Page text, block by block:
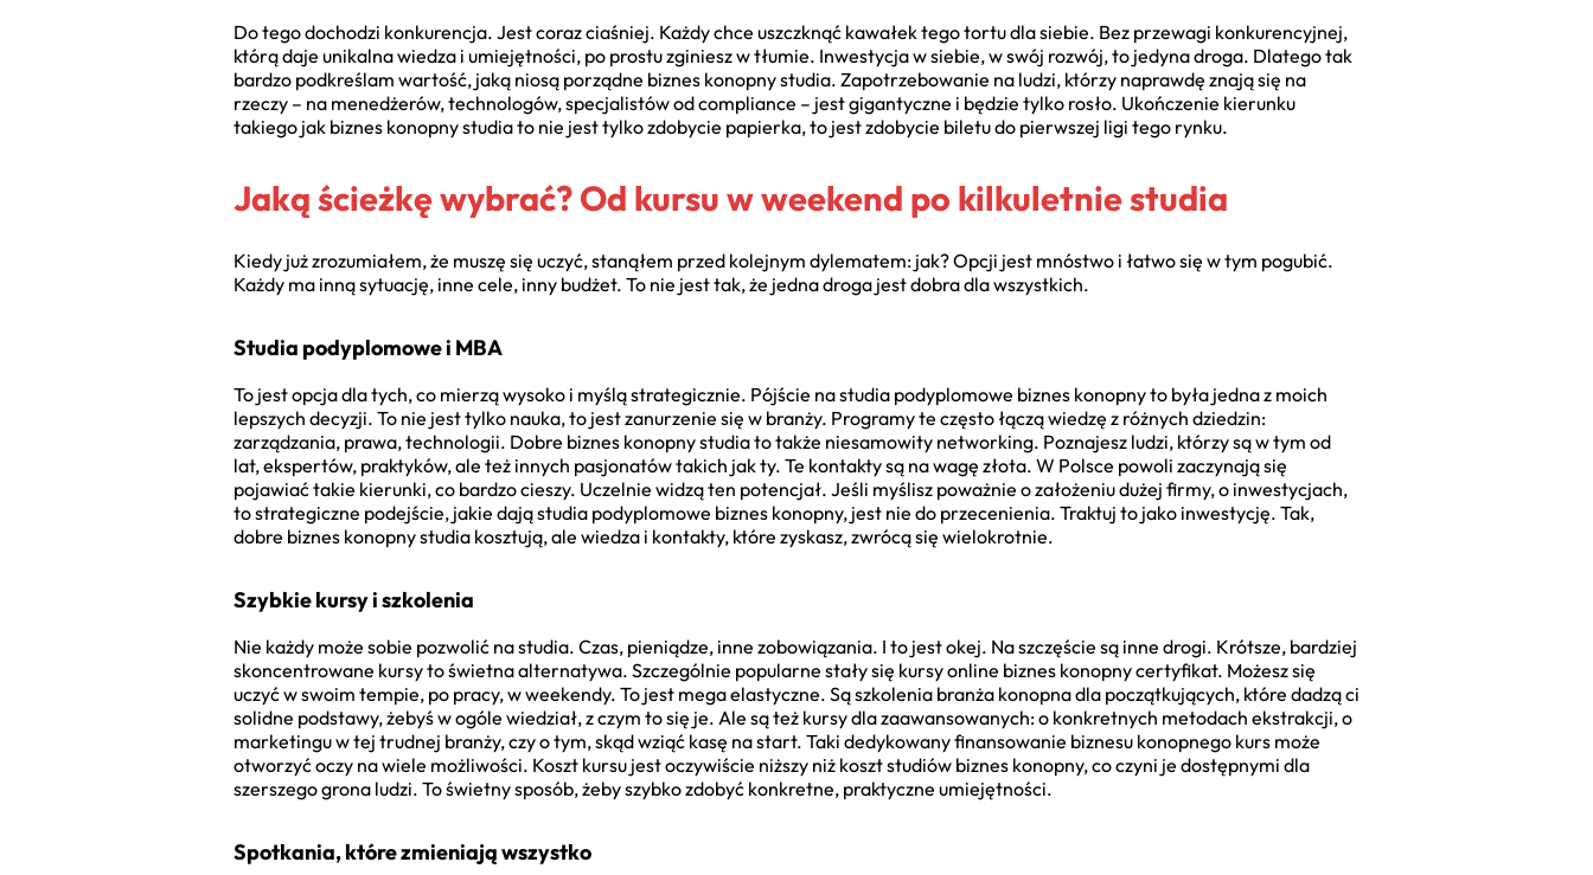
Do tego dochodzi konkurencja. Jest coraz ciaśniej. Każdy chce uszczknąć kawałek tego tortu dla siebie. Bez przewagi konkurencyjnej,
którą daje unikalna wiedza i umiejętności, po prostu zginiesz w tłumie. Inwestycja w siebie, w swój rozwój, to jedyna droga. Dlatego tak
bardzo podkreślam wartość, jaką niosą porządne biznes konopny studia. Zapotrzebowanie na ludzi, którzy naprawdę znają się na
rzeczy – na menedżerów, technologów, specjalistów od compliance – jest gigantyczne i będzie tylko rosło. Ukończenie kierunku
takiego jak biznes konopny studia to nie jest tylko zdobycie papierka, to jest zdobycie biletu do pierwszej ligi tego rynku.
Jaką ścieżkę wybrać? Od kursu w weekend po kilkuletnie studia
Kiedy już zrozumiałem, że muszę się uczyć, stanąłem przed kolejnym dylematem: jak? Opcji jest mnóstwo i łatwo się w tym pogubić.
Każdy ma inną sytuację, inne cele, inny budżet. To nie jest tak, że jedna droga jest dobra dla wszystkich.
Studia podyplomowe i MBA
To jest opcja dla tych, co mierzą wysoko i myślą strategicznie. Pójście na studia podyplomowe biznes konopny to była jedna z moich
lepszych decyzji. To nie jest tylko nauka, to jest zanurzenie się w branży. Programy te często łączą wiedzę z różnych dziedzin:
zarządzania, prawa, technologii. Dobre biznes konopny studia to także niesamowity networking. Poznajesz ludzi, którzy są w tym od
lat, ekspertów, praktyków, ale też innych pasjonatów takich jak ty. Te kontakty są na wagę złota. W Polsce powoli zaczynają się
pojawiać takie kierunki, co bardzo cieszy. Uczelnie widzą ten potencjał. Jeśli myślisz poważnie o założeniu dużej firmy, o inwestycjach,
to strategiczne podejście, jakie dają studia podyplomowe biznes konopny, jest nie do przecenienia. Traktuj to jako inwestycję. Tak,
dobre biznes konopny studia kosztują, ale wiedza i kontakty, które zyskasz, zwrócą się wielokrotnie.
Szybkie kursy i szkolenia
Nie każdy może sobie pozwolić na studia. Czas, pieniądze, inne zobowiązania. I to jest okej. Na szczęście są inne drogi. Krótsze, bardziej
skoncentrowane kursy to świetna alternatywa. Szczególnie popularne stały się kursy online biznes konopny certyfikat. Możesz się
uczyć w swoim tempie, po pracy, w weekendy. To jest mega elastyczne. Są szkolenia branża konopna dla początkujących, które dadzą ci
solidne podstawy, żebyś w ogóle wiedział, z czym to się je. Ale są też kursy dla zaawansowanych: o konkretnych metodach ekstrakcji, o
marketingu w tej trudnej branży, czy o tym, skąd wziąć kasę na start. Taki dedykowany finansowanie biznesu konopnego kurs może
otworzyć oczy na wiele możliwości. Koszt kursu jest oczywiście niższy niż koszt studiów biznes konopny, co czyni je dostępnymi dla
szerszego grona ludzi. To świetny sposób, żeby szybko zdobyć konkretne, praktyczne umiejętności.
Spotkania, które zmieniają wszystko